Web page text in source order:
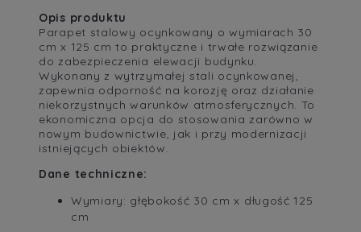
Opis produktu
Parapet stalowy ocynkowany o wymiarach 30
cm x 125 cm to praktyczne i trwałe rozwiązanie
do zabezpieczenia elewacji budynku.
Wykonany z wytrzymałej stali ocynkowanej,
zapewnia odporność na korozję oraz działanie
niekorzystnych warunków atmosferycznych. To
ekonomiczna opcja do stosowania zarówno w
nowym budownictwie, jak i przy modernizacji
istniejących obiektów.
Dane techniczne:
Wymiary: głębokość 30 cm x długość 125
cm